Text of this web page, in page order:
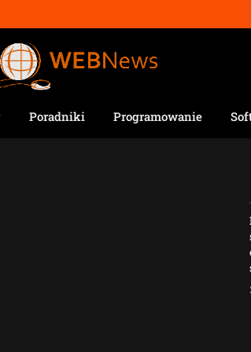
Poradniki Programowanie